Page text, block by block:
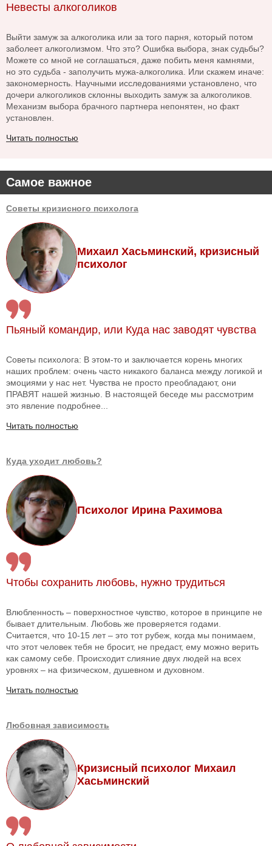
Самое важное
Советы кризисного психолога
Михаил Хасьминский, кризисный
психолог
Пьяный командир, или Куда нас заводят чувства
Советы психолога: В этом-то и заключается корень многих
наших проблем: очень часто никакого баланса между логикой и
эмоциями у нас нет. Чувства не просто преобладают, они
ПРАВЯТ нашей жизнью. В настоящей беседе мы рассмотрим
это явление подробнее...
Читать полностью
Куда уходит любовь?
Психолог Ирина Рахимова
Чтобы сохранить любовь, нужно трудиться
Влюбленность – поверхностное чувство, которое в принципе не
бывает длительным. Любовь же проверяется годами.
Считается, что 10-15 лет – это тот рубеж, когда мы понимаем,
что этот человек тебя не бросит, не предаст, ему можно верить
как самому себе. Происходит слияние двух людей на всех
уровнях – на физическом, душевном и духовном.
Читать полностью
Любовная зависимость
Кризисный психолог Михаил
Хасьминский
Невесты алкоголиков
Выйти замуж за алкоголика или за того парня, который потом
заболеет алкоголизмом. Что это? Ошибка выбора, знак судьбы?
Можете со мной не соглашаться, даже побить меня камнями,
но это судьба - заполучить мужа-алкоголика. Или скажем иначе:
закономерность. Научными исследованиями установлено, что
дочери алкоголиков склонны выходить замуж за алкоголиков.
Механизм выбора брачного партнера непонятен, но факт
установлен.
Читать полностью